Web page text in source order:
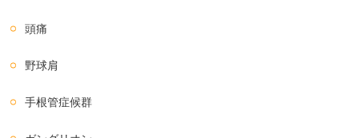
頭痛
野球肩
手根管症候群